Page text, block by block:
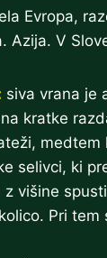
Evropa,
Azija. V
siva vrana je
kratke
medtem
selivci, ki
z višine
Pri